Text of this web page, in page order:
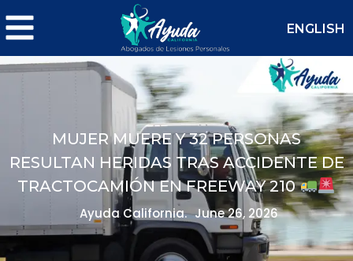
ENGLISH
MUJER MUERE Y 32 PERSONAS
RESULTAN HERIDAS TRAS ACCIDENTE DE
TRACTOCAMIÓN EN FREEWAY 210
Ayuda California. June 26, 2026